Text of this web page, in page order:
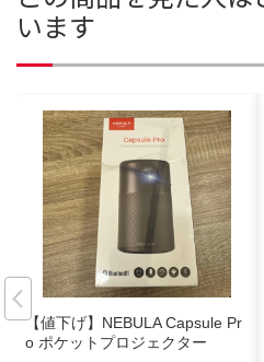
います
【値下げ】NEBULA Capsule Pr
o ポケットプロジェクター